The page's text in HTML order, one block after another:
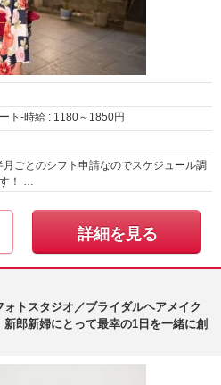
ト-時給 : 1180～ 1850円
ごとのシフト申請なのでスケジュール調
！ …
詳細を見る
ォトスタジオ／ブライダルヘアメイク
新郎新婦にとって最幸の1日を一緒に創